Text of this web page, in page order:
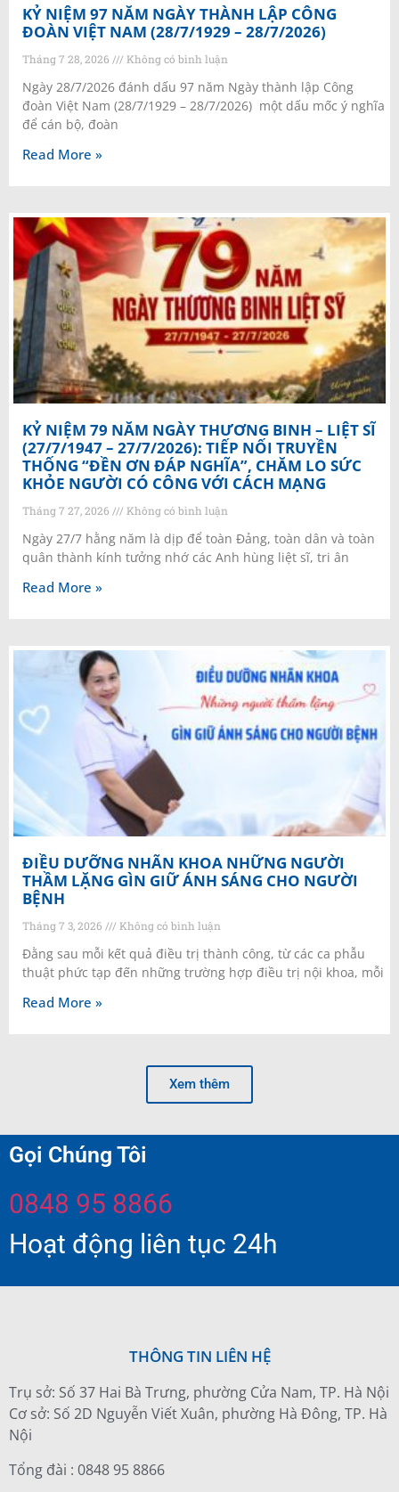
KỶ NIỆM 97 NĂM NGÀY THÀNH LẬP CÔNG
ĐOÀN VIỆT NAM (28/7/1929 – 28/7/2026)
Tháng 7 28, 2026 Không có bình luận
Ngày 28/7/2026 đánh dấu 97 năm Ngày thành lập Công
đoàn Việt Nam (28/7/1929 – 28/7/2026) một dấu mốc ý nghĩa
để cán bộ, đoàn
Read More »
KỶ NIỆM 79 NĂM NGÀY THƯƠNG BINH – LIỆT SĨ
(27/7/1947 – 27/7/2026): TIẾP NỐI TRUYỀN
THỐNG “ĐỀN ƠN ĐÁP NGHĨA”, CHĂM LO SỨC
KHỎE NGƯỜI CÓ CÔNG VỚI CÁCH MẠNG
Tháng 7 27, 2026 Không có bình luận
Ngày 27/7 hằng năm là dịp để toàn Đảng, toàn dân và toàn
quân thành kính tưởng nhớ các Anh hùng liệt sĩ, tri ân
Read More »
ĐIỀU DƯỠNG NHÃN KHOA NHỮNG NGƯỜI
THẦM LẶNG GÌN GIỮ ÁNH SÁNG CHO NGƯỜI
BỆNH
Tháng 7 3, 2026 Không có bình luận
Đằng sau mỗi kết quả điều trị thành công, từ các ca phẫu
thuật phức tạp đến những trường hợp điều trị nội khoa, mỗi
Read More »
Xem thêm
Gọi Chúng Tôi
0848 95 8866
Hoạt động liên tục 24h
THÔNG TIN LIÊN HỆ
Trụ sở: Số 37 Hai Bà Trưng, phường Cửa Nam, TP. Hà Nội
Cơ sở: Số 2D Nguyễn Viết Xuân, phường Hà Đông, TP. Hà
Nội
Tổng đài : 0848 95 8866